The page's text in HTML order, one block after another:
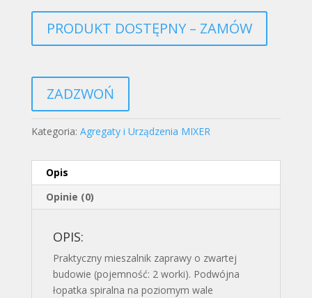
PRODUKT DOSTĘPNY – ZAMÓW
ZADZWOŃ
Kategoria: Agregaty i Urządzenia MIXER
Opis
Opinie (0)
OPIS:
Praktyczny mieszalnik zaprawy o zwartej
budowie (pojemność: 2 worki). Podwójna
łopatka spiralna na poziomym wale